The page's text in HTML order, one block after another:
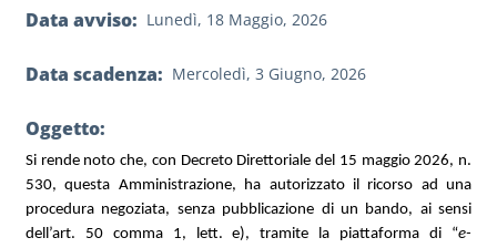
Data avviso Lunedì, 18 Maggio, 2026
Data scadenza Mercoledì, 3 Giugno, 2026
Oggetto:
Si rende noto che, con Decreto Direttoriale del 15 maggio 2026, n.
530, questa Amministrazione, ha autorizzato il ricorso ad una
procedura negoziata, senza pubblicazione di un bando, ai sensi
dell’art. 50 comma 1, lett. e), tramite la piattaforma di “e-